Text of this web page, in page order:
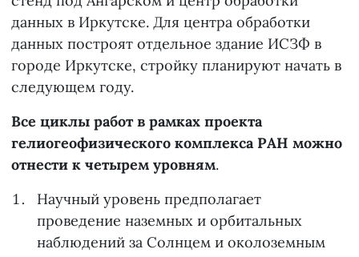
данных в Иркутске. Для центра обработки
данных построят отдельное здание ИСЗФ в
городе Иркутске, стройку планируют начать в
следующем году.
Все циклы работ в рамках проекта
гелиогеофизического комплекса РАН можно
отнести к четырем уровням.
Научный уровень предполагает
проведение наземных и орбитальных
наблюдений за Солнцем и околоземным